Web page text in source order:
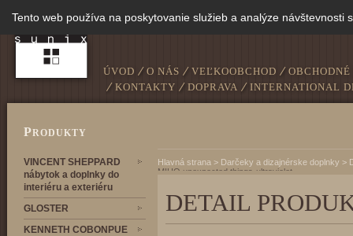
ÚVOD O NÁS VEĽKOOBCHOD
KONTAKTY
DOPRAVA INTERNATIONAL
PRODUKTY
VINCENT SHEPPARD
nábytok a doplnky do
interiéru a exteriéru
GLOSTER
KENNETH COBONPUE
Hlavná strana > Darčeky a dizajnérske doplnky >
MIHO unexpected things-ultraviolet
DETAIL
Tento web používa na poskytovanie služieb a analýze návštevnosti